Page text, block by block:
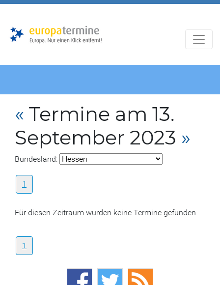
« Termine am 13.
September 2023 »
Bundesland:
1
Für diesen Zeitraum wurden keine Termine gefunden
1